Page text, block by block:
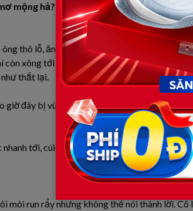
mộng hả? Cái đồ vô tích sự! Tối nay
thô lỗ, ăn mặc xuề xòa, mặt mũi nhăn
xông tới đẩy Lan ngã dúi dụi xuống đất,
thắt lại.
giờ đây bị vùi dập như thế sao? Anh không thể
tới, cúi xuống đỡ Lan dậy, giọng nói dịu
môi run rẩy nhưng không thể nói thành lời.